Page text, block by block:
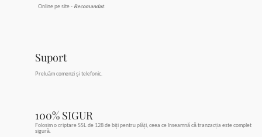
Online pe site - Recomandat.
Suport
Preluăm comenzi și telefonic.
100% SIGUR
Folosim o criptare SSL de 128 de biți pentru plăți, ceea ce înseamnă că tranzacția este complet
sigură.